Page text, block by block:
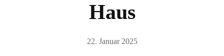
Haus
22. Januar 2025